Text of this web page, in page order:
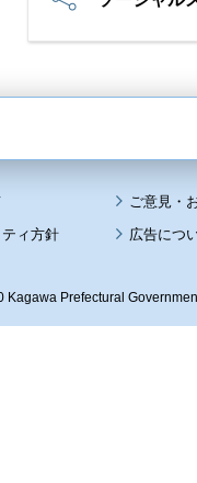
ィ方針 広告につ
Kagawa Prefectural